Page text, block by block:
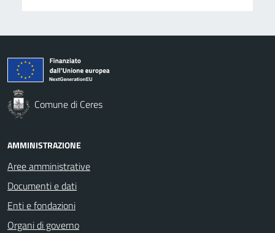
Comune di Ceres
AMMINISTRAZIONE
Aree amministrative
Documenti e dati
Enti e fondazioni
Organi di governo